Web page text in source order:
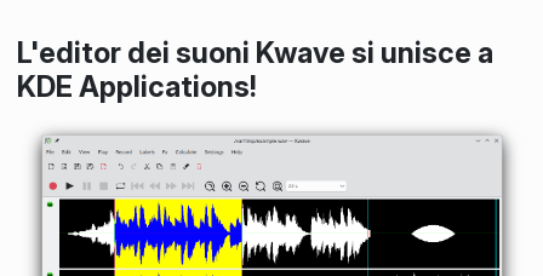
L'editor dei suoni Kwave si unisce a
KDE Applications!